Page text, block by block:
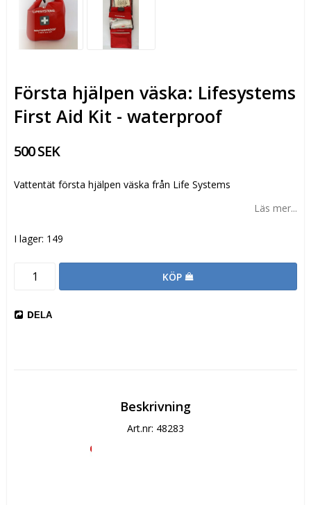
Första hjälpen väska: Lifesystems
First Aid Kit - waterproof
500 SEK
Vattentät första hjälpen väska från Life Systems
Läs mer...
I lager: 149
KÖP
DELA
Beskrivning
Art.nr: 48283